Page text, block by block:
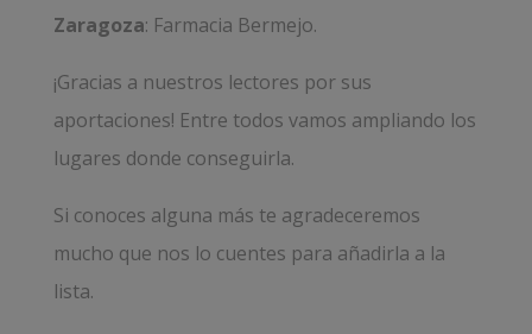
Zaragoza: Farmacia Bermejo.
¡Gracias a nuestros lectores por sus
aportaciones! Entre todos vamos ampliando los
lugares donde conseguirla.
Si conoces alguna más te agradeceremos
mucho que nos lo cuentes para añadirla a la
lista.